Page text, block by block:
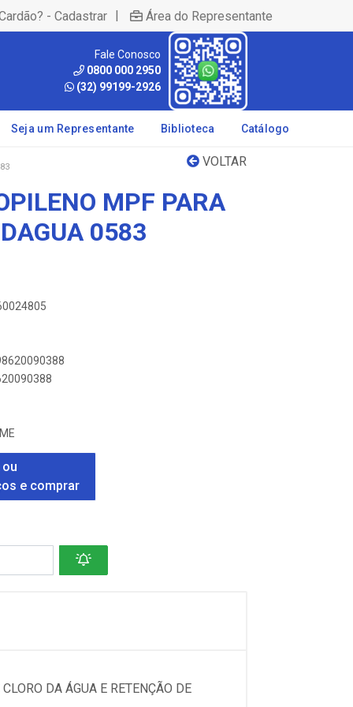
- Cadastrar | Área do Representante
Fale Conosco
0800 000 2950
(32) 99199-2926
Seja um Representante Biblioteca Catálogo
VOLTAR
MPF PARA
0583
e comprar
DA ÁGUA E RETENÇÃO DE